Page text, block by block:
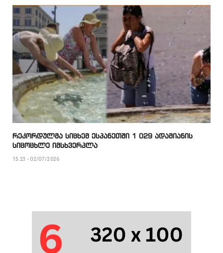
რეკორდულმა სიცხემ ესპანეთში 1 029 ადამიანის
სიცოცხლე იმსხვერპლა
15:23 - 02/07/2026